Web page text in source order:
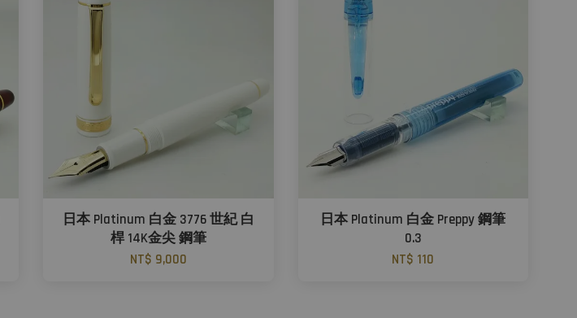
日本 Platinum 白金 3776 世紀 白
桿 14K金尖 鋼筆
NT$ 9,000
日本 Platinum 白金 Preppy 鋼筆
0.3
NT$ 110